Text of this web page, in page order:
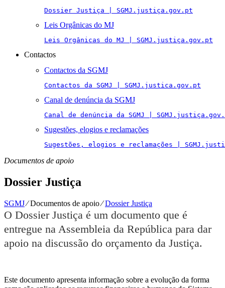
Dossier Justiça | SGMJ.justiça.gov.pt
Leis Orgânicas do MJ
Leis Orgânicas do MJ | SGMJ.justiça.gov.pt
Contactos
Contactos da SGMJ
Contactos da SGMJ | SGMJ.justica.gov.pt
Canal de denúncia da SGMJ
Canal de denúncia da SGMJ |
Sugestões, elogios e reclamações
Sugestões, elogios e reclamações |
Documentos de apoio
Dossier Justiça
SGMJ⁄Documentos de apoio⁄Dossier Justiça
O Dossier Justiça é um documento que é
entregue na Assembleia da República para dar
apoio na discussão do orçamento da Justiça.
Este documento apresenta informação sobre a evolução da forma